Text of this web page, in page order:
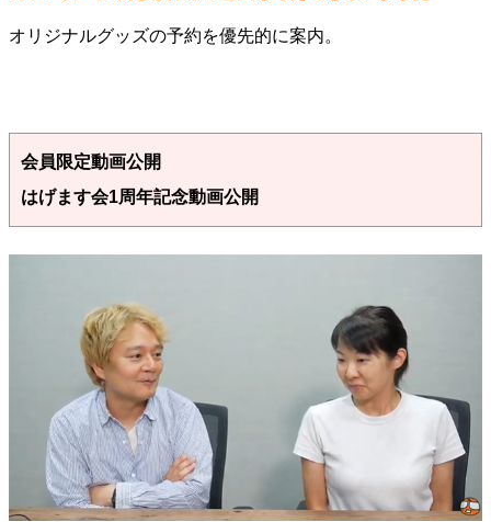
オリジナルグッズの予約を優先的に案内。
会員限定動画公開
はげます会1周年記念動画公開